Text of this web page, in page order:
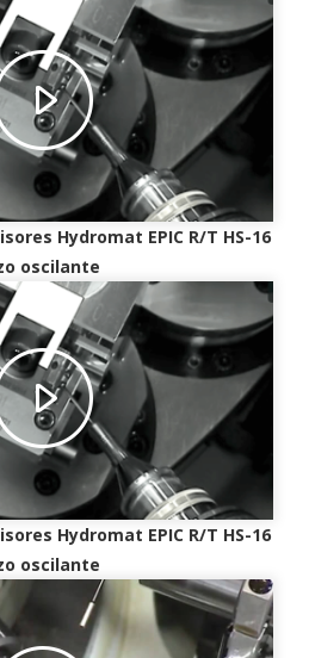
Hydromat EPIC R/T HS-16
oscilante
Hydromat EPIC R/T HS-16
oscilante